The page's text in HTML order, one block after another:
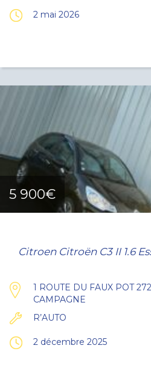
2 mai 2026
5 900€
Citroen Citroën C3 II 1.6
1 ROUTE DU FAUX POT
CAMPAGNE
R’AUTO
2 décembre 2025